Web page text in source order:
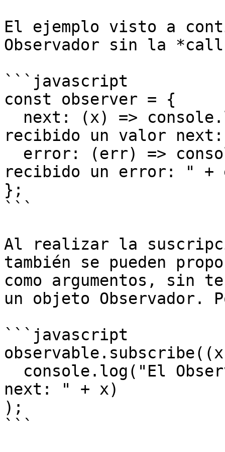
El ejemplo visto a
Observador sin la
```javascript
const observer = {
recibido un valor
recibido un error: "
};
```
Al realizar la
también se pueden
como argumentos, sin
un objeto Observador.
```javascript
next: " + x)
);
```